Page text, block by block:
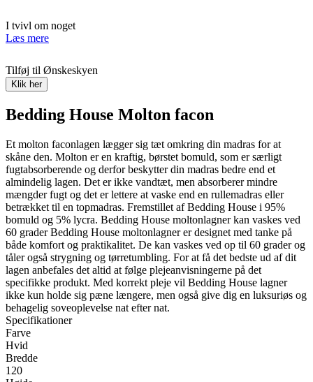
I tvivl om noget
Læs mere
Tilføj til Ønskeskyen
Klik her
Bedding House Molton facon
Et molton faconlagen lægger sig tæt omkring din madras for at
skåne den. Molton er en kraftig, børstet bomuld, som er særligt
fugtabsorberende og derfor beskytter din madras bedre end et
almindelig lagen. Det er ikke vandtæt, men absorberer mindre
mængder fugt og det er lettere at vaske end en rullemadras eller
betrækket til en topmadras. Fremstillet af Bedding House i 95%
bomuld og 5% lycra. Bedding House moltonlagner kan vaskes ved
60 grader Bedding House moltonlagner er designet med tanke på
både komfort og praktikalitet. De kan vaskes ved op til 60 grader og
tåler også strygning og tørretumbling. For at få det bedste ud af dit
lagen anbefales det altid at følge plejeanvisningerne på det
specifikke produkt. Med korrekt pleje vil Bedding House lagner
ikke kun holde sig pæne længere, men også give dig en luksuriøs og
behagelig soveoplevelse nat efter nat.
Specifikationer
Farve
Hvid
Bredde
120